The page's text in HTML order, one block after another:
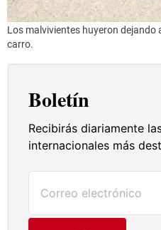
Los malvivientes huyeron dejando
carro.
Boletín
Recibirás diariamente
internacionales más